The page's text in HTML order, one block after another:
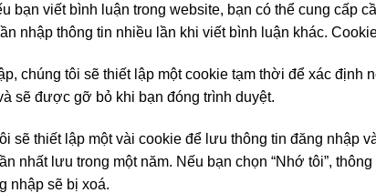
bạn viết bình luận trong website, bạn có thể cung cấp
nhập thông tin nhiều lần khi viết bình luận khác.
chúng tôi sẽ thiết lập một cookie tạm thời để xác
sẽ được gỡ bỏ khi bạn đóng trình duyệt.
sẽ thiết lập một vài cookie để lưu thông tin đăng nhập
nhất lưu trong một năm. Nếu bạn chọn “Nhớ tôi”,
nhập sẽ bị xoá.